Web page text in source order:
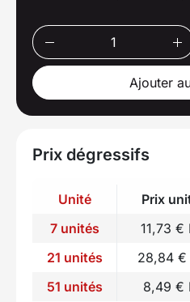
Ajouter
Prix dégressifs
Unité
Prix
7 unités
11,73 €
21 unités
28,84 €
51 unités
8,49 €